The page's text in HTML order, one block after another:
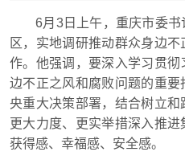
6月3日上午，重庆市委
区，实地调研推动群众身边
作。他强调，要深入学习贯
边不正之风和腐败问题的重
央重大决策部署，结合树立
更大力度、更实举措深入推
获得感、幸福感、安全感。